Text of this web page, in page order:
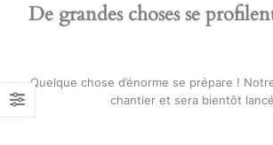
De grandes choses se
Quelque chose d’énorme se prépare !
chantier et sera bientôt